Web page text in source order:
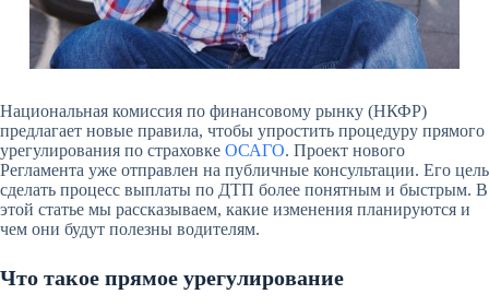
Национальная комиссия по финансовому рынку (НКФР)
предлагает новые правила, чтобы упростить процедуру прямого
урегулирования по страховке ОСАГО. Проект нового
Регламента уже отправлен на публичные консультации. Его цель
сделать процесс выплаты по ДТП более понятным и быстрым. В
этой статье мы рассказываем, какие изменения планируются и
чем они будут полезны водителям.
Что такое прямое урегулирование